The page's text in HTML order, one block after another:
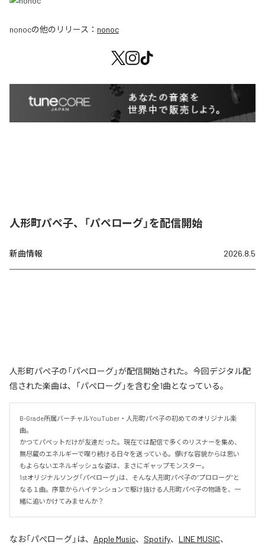
nonocの他のリリース： nonoc
人形町パぺ子、「パぺローグ」を配信開始
新曲情報 2026.8.5
人形町パぺ子の「パぺローグ」が配信開始された。今回デジタル配
信された楽曲は、「パぺローグ」を含む全1曲となっている。
B-Grade所属バーチャルYouTuber・人形町パペ子の初めてのオリジナル楽
曲。
かつてパペットだけが友達だった。現在では配信で多くのリスナーを集め、
無尽蔵のエネルギーで喋り続ける日々を送っている。儚げな容貌からは思い
もよらないエネルギッシュな姿は、まさにギャップモンスター。
1stオリジナルソング「パペローグ」は、そんな人形町パペ子の“プロローグ”と
なる１曲。序章からハイテンションで駆け抜ける人形町パペ子の物語を、一
緒に追いかけてみませんか？
なお「パぺローグ」は、 Apple Music、 Spotify、 LINE MUSIC、